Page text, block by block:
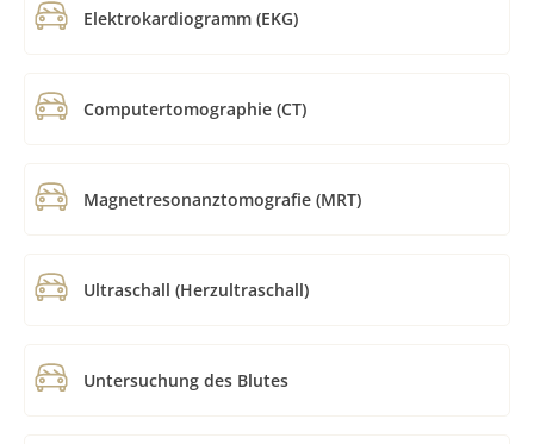
Elektrokardiogramm (EKG)
Computertomographie (CT)
Magnetresonanztomografie (MRT)
Ultraschall (Herzultraschall)
Untersuchung des Blutes